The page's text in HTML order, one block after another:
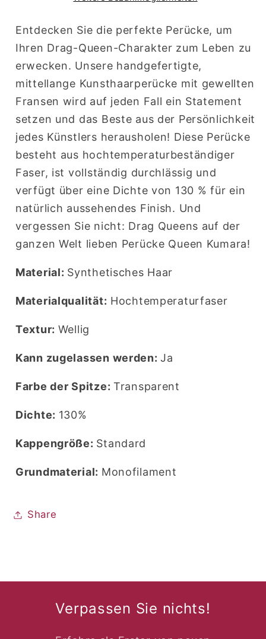
Entdecken Sie die perfekte Perücke, um
Ihren Drag-Queen-Charakter zum Leben zu
erwecken. Unsere handgefertigte,
mittellange Kunsthaarperücke mit gewellten
Fransen wird auf jeden Fall ein Statement
setzen und das Beste aus der Persönlichkeit
jedes Künstlers herausholen! Diese Perücke
besteht aus hochtemperaturbeständiger
Faser, ist vollständig durchlässig und
verfügt über eine Dichte von 130 % für ein
natürlich aussehendes Finish. Und
vergessen Sie nicht: Drag Queens auf der
ganzen Welt lieben Perücke Queen Kumara!
Material: Synthetisches Haar
Materialqualität: Hochtemperaturfaser
Textur: Wellig
Kann zugelassen werden:Ja
Farbe der Spitze: Transparent
Dichte: 130%
Kappengröße: Standard
Grundmaterial: Monofilament
Share
Verpassen Sie nichts!